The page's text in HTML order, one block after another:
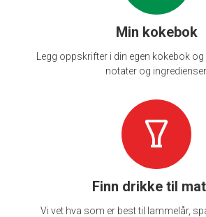
Min kokebok
Legg oppskrifter i din egen kokebok
notater og ingredienser.
Finn drikke til
Vi vet hva som er best til lammelår,